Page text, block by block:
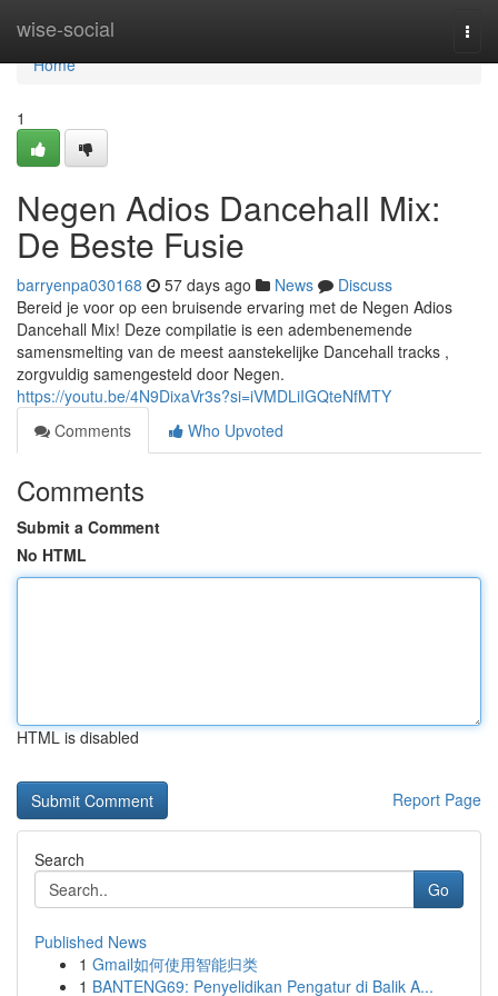
wise-social
Home
Home
1
Negen Adios Dancehall Mix:
De Beste Fusie
barryenpa030168 57 days ago News
Discuss
Bereid je voor op een bruisende ervaring met de Negen Adios
Dancehall Mix! Deze compilatie is een adembenemende
samensmelting van de meest aanstekelijke Dancehall tracks ,
zorgvuldig samengesteld door Negen.
https://youtu.be/4N9DixaVr3s?si=iVMDLiIGQteNfMTY
Comments
Who Upvoted
Comments
Submit a Comment
No HTML
HTML is disabled
Report Page
Search
Go
Published News
1 Gmail如何使用智能归类
1 BANTENG69: Penyelidikan Pengatur di Balik A...